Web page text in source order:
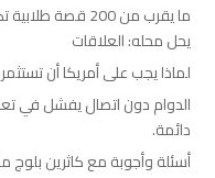
ما يقرب من 200
يحل محله: العلاقات
لماذا يجب على أمريكا أن
الدوام دون اتصال يفشل في
دائمة.
أسئلة وأجوبة مع كاثرين بلوج